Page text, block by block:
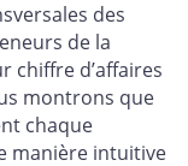
des
de la
chiffre d’affaires
montrons que
chaque
manière intuitive